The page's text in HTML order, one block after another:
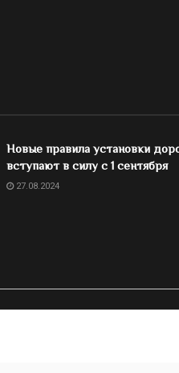
Новые правила установки
вступают в силу с 1 сентября
27.08.2024